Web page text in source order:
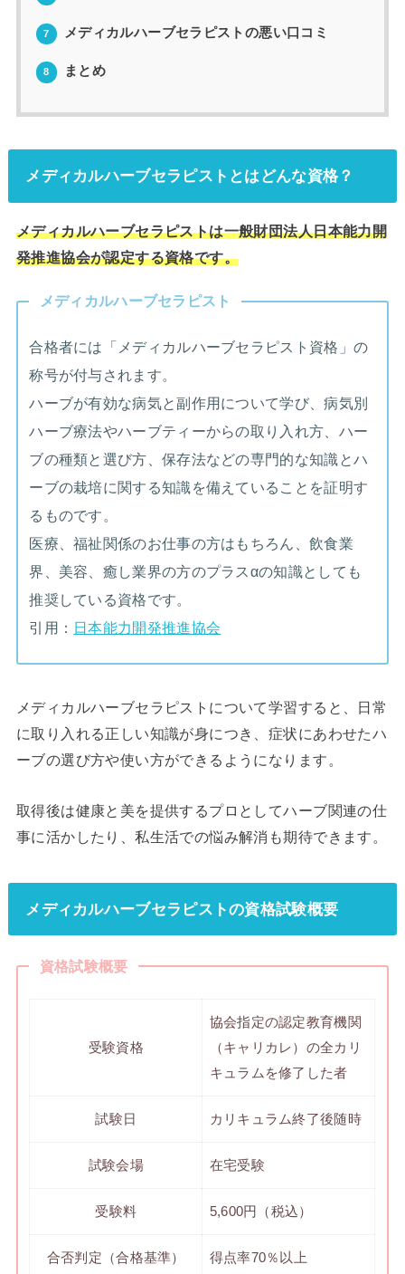
7 メディカルハーブセラピストの悪い口コミ
8 まとめ
メディカルハーブセラピストとはどんな資格？
メディカルハーブセラピストは一般財団法人日本能力開
発推進協会が認定する資格です。
メディカルハーブセラピスト
合格者には「メディカルハーブセラピスト資格」の
称号が付与されます。
ハーブが有効な病気と副作用について学び、病気別
ハーブ療法やハーブティーからの取り入れ方、ハー
ブの種類と選び方、保存法などの専門的な知識とハ
ーブの栽培に関する知識を備えていることを証明す
るものです。
医療、福祉関係のお仕事の方はもちろん、飲食業
界、美容、癒し業界の方のプラスαの知識としても
推奨している資格です。
引用： 日本能力開発推進協会
メディカルハーブセラピストについて学習すると、日常
に取り入れる正しい知識が身につき、症状にあわせたハ
ーブの選び方や使い方ができるようになります。
取得後は健康と美を提供するプロとしてハーブ関連の仕
事に活かしたり、私生活での悩み解消も期待できます。
メディカルハーブセラピストの資格試験概要
資格試験概要
受験資格
協会指定の認定教育機関
（キャリカレ）の全カリ
キュラムを修了した者
試験日 カリキュラム終了後随時
試験会場 在宅受験
受験料 5,600円（税込）
合否判定（合格基準） 得点率70％以上